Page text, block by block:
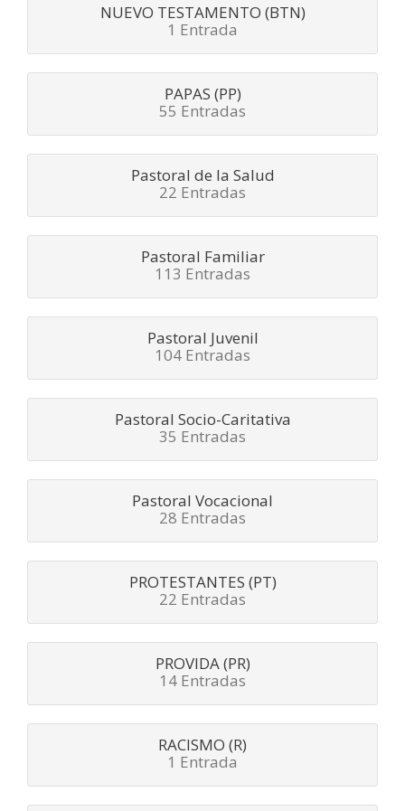
NUEVO TESTAMENTO (BTN)
1 Entrada
PAPAS (PP)
55 Entradas
Pastoral de la Salud
22 Entradas
Pastoral Familiar
113 Entradas
Pastoral Juvenil
104 Entradas
Pastoral Socio-Caritativa
35 Entradas
Pastoral Vocacional
28 Entradas
PROTESTANTES (PT)
22 Entradas
PROVIDA (PR)
14 Entradas
RACISMO (R)
1 Entrada